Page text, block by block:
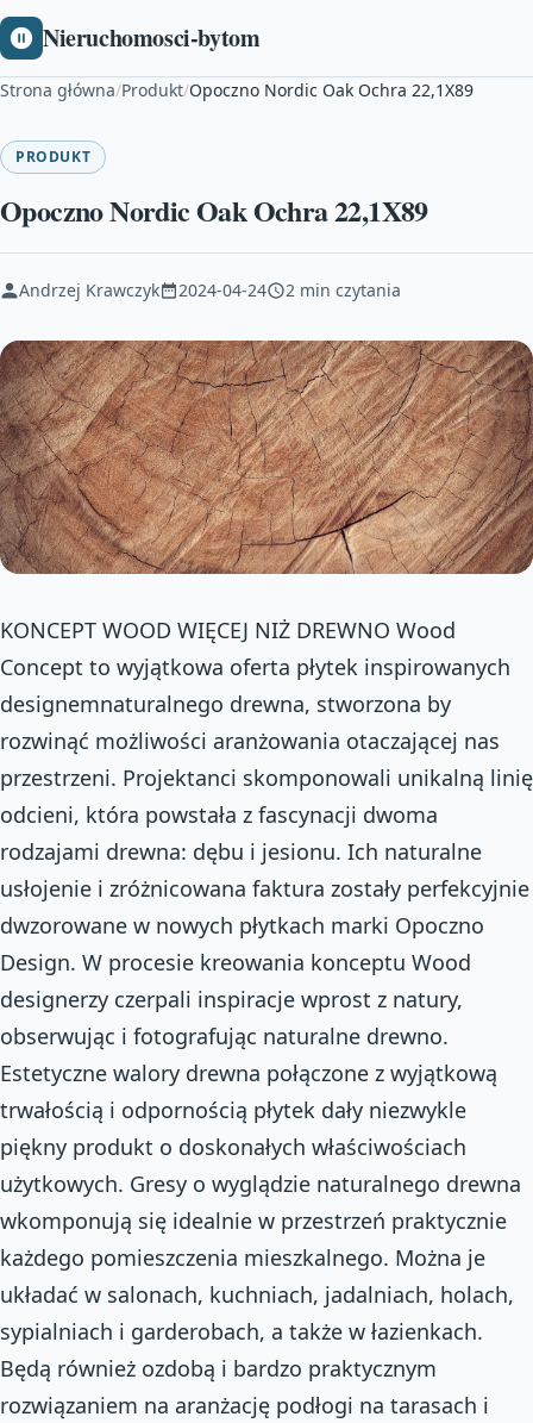
Nieruchomosci-bytom
Strona główna/Produkt/Opoczno Nordic Oak Ochra 22,1X89
PRODUKT
Opoczno Nordic Oak Ochra 22,1X89
Andrzej Krawczyk 2024-04-24 2 min czytania
KONCEPT WOOD WIĘCEJ NIŻ DREWNO Wood
Concept to wyjątkowa oferta płytek inspirowanych
designemnaturalnego drewna, stworzona by
rozwinąć możliwości aranżowania otaczającej nas
przestrzeni. Projektanci skomponowali unikalną linię
odcieni, która powstała z fascynacji dwoma
rodzajami drewna: dębu i jesionu. Ich naturalne
usłojenie i zróżnicowana faktura zostały perfekcyjnie
dwzorowane w nowych płytkach marki Opoczno
Design. W procesie kreowania konceptu Wood
designerzy czerpali inspiracje wprost z natury,
obserwując i fotografując naturalne drewno.
Estetyczne walory drewna połączone z wyjątkową
trwałością i odpornością płytek dały niezwykle
piękny produkt o doskonałych właściwościach
użytkowych. Gresy o wyglądzie naturalnego drewna
wkomponują się idealnie w przestrzeń praktycznie
każdego pomieszczenia mieszkalnego. Można je
układać w salonach, kuchniach, jadalniach, holach,
sypialniach i garderobach, a także w łazienkach.
Będą również ozdobą i bardzo praktycznym
rozwiązaniem na aranżację podłogi na tarasach i